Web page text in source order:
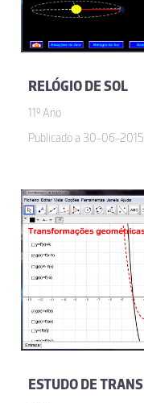
RELÓGIO DE SOL
11º Ano
Publicado a 30-06-2015